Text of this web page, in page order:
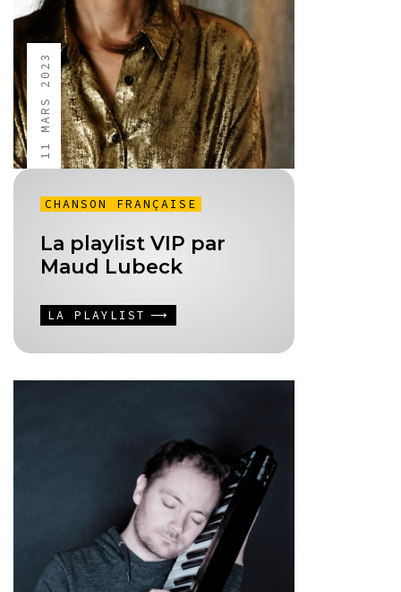
11 MARS 2023
CHANSON FRANÇAISE
La playlist VIP par
Maud Lubeck
LA PLAYLIST